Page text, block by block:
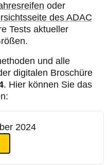
oder
des ADAC
Tests aktueller
und alle
digitalen Broschüre
. Hier können Sie das
2024